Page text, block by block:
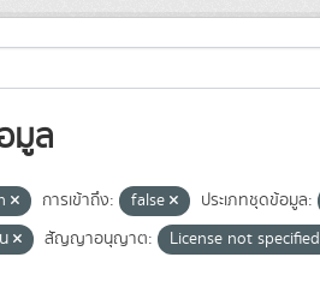
มูล
การเข้าถึง: false ประเภทชุดข้อมูล:
สัญญาอนุญาต: License not specified